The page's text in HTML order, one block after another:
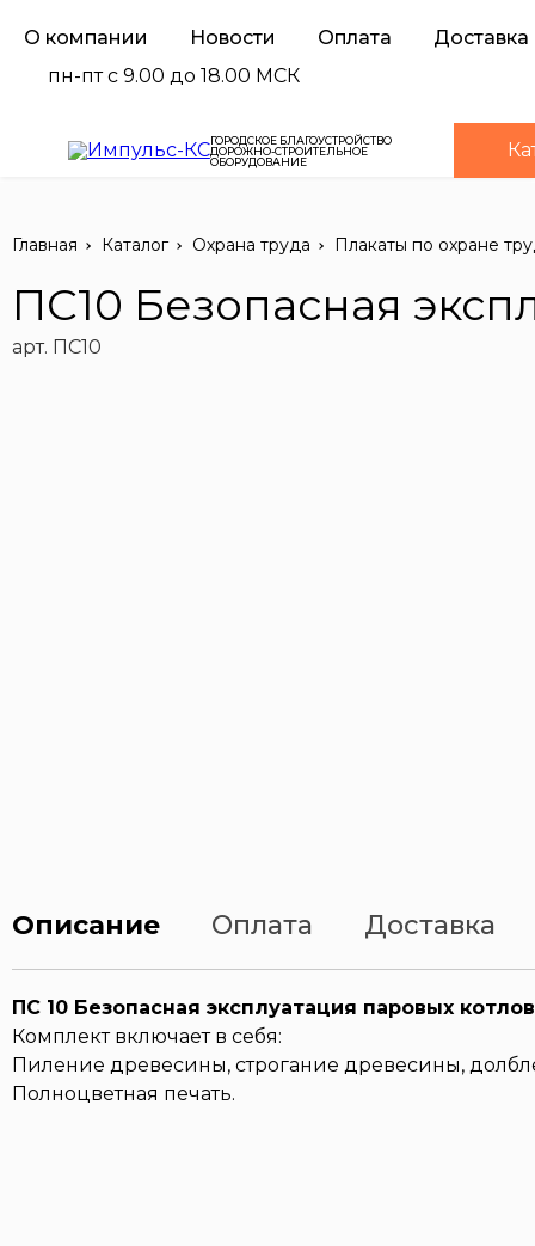
О компании Новости Оплата
Доставка
пн-пт с 9.00 до 18.00 МСК
ГОРОДСКОЕ БЛАГОУСТРОЙСТВО
ДОРОЖНО-СТРОИТЕЛЬНОЕ
ОБОРУДОВАНИЕ
Главная Каталог Охрана труда Плакаты по охране
ПС10 Безопасная
арт. ПС10
Описание Оплата Доставка
ПС 10 Безопасная эксплуатация паровых котлов
Комплект включает в себя:
Пиление древесины, строгание древесины,
Полноцветная печать.